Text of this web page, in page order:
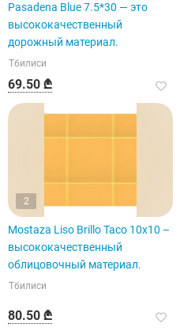
Pasadena Blue 7.5*30 — это
высококачественный
дорожный материал.
Тбилиси
69.50 ₾
2
Mostaza Liso Brillo Taco 10x10 –
высококачественный
облицовочный материал.
Тбилиси
80.50 ₾